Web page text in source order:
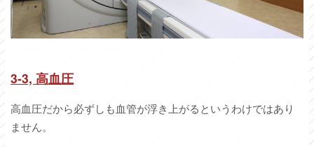
3-3, 高血圧
高血圧だから必ずしも血管が浮き上がるというわけではあり
ません。